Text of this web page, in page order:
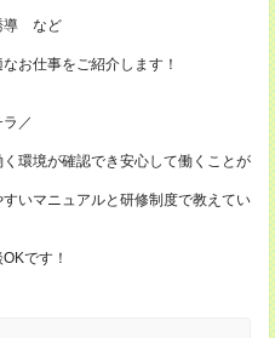
導 など
お仕事をご紹介します！
／
環境が確認でき安心して働くことが
いマニュアルと研修制度で教えてい
です！